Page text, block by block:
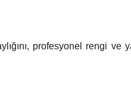
profesyonel rengi ve